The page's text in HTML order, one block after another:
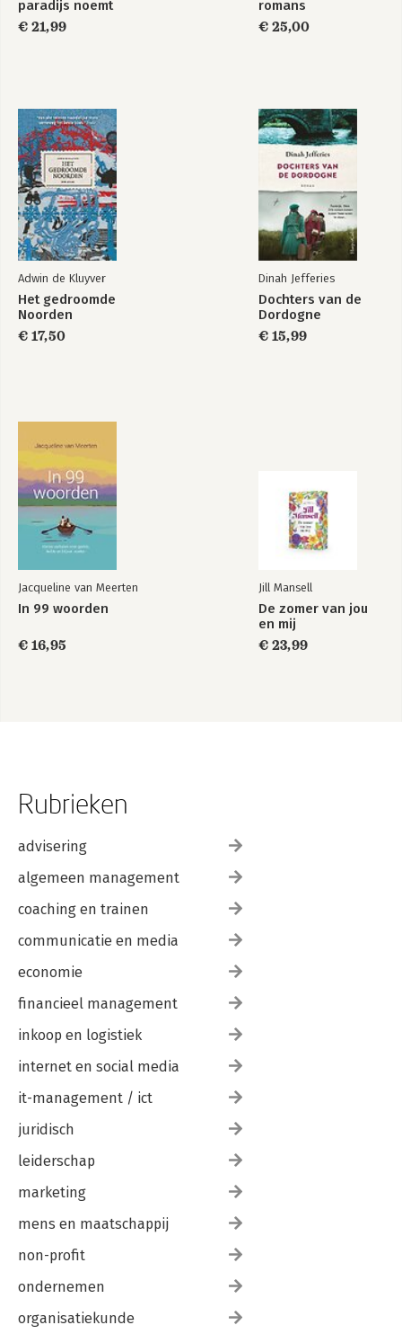
paradijs noemt
€ 21,99
romans
€ 25,00
Adwin de Kluyver
Het gedroomde
Noorden
€ 17,50
Dinah Jefferies
Dochters van de
Dordogne
€ 15,99
Jacqueline van Meerten
In 99 woorden
€ 16,95
Jill Mansell
De zomer van jou
en mij
€ 23,99
Rubrieken
advisering
algemeen management
coaching en trainen
communicatie en media
economie
financieel management
inkoop en logistiek
internet en social media
it-management / ict
juridisch
leiderschap
marketing
mens en maatschappij
non-profit
ondernemen
organisatiekunde